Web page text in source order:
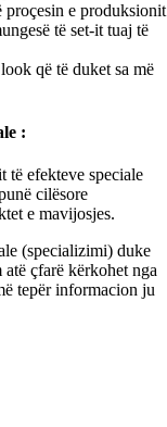
e produksionit
të set-it tuaj të
që të duket sa më
:
të efekteve speciale
cilësore
e mavijosjes.
(specializimi) duke
çfarë kërkohet nga
tepër informacion ju